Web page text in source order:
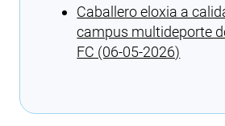
Caballero eloxia a
campus multideporte
FC (06-05-2026)